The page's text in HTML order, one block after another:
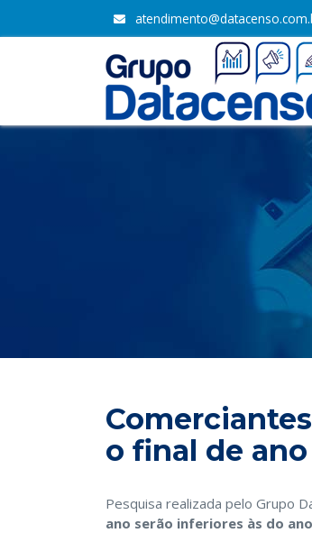
o final de ano
Pesquisa realizada pelo Grupo
ano serão inferiores às do